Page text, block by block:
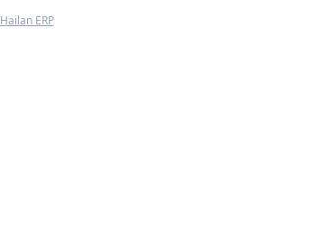
Hailan ERP